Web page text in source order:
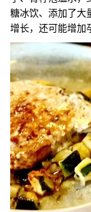
糖冰饮、添加了大
增长，还可能增加